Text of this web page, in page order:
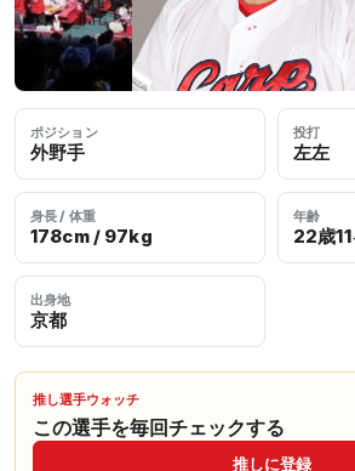
ポジション
外野手
投打
左左
身長 / 体重
178cm / 97kg
年齢
22歳11
出身地
京都
推し選手ウォッチ
この選手を毎回チェックする
推しに登録